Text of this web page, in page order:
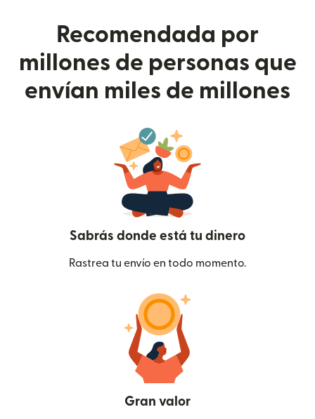
Recomendada por
millones de personas que
envían miles de millones
Sabrás donde está tu dinero
Rastrea tu envío en todo momento.
Gran valor